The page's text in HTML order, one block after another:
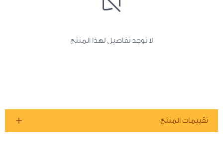
لا توجد تفاصيل لهذا المنتج
تقييمات المنتج